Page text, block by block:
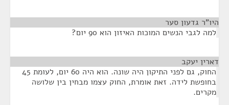
היו"ר גדעון סער
למה לגבי הנשים המוכות האיזון הוא 90 יום?
דארין יעקב
החוק, גם לפני התיקון היה שונה. הוא היה 60 יום, לעומת 45
בחופשת לידה. זאת אומרת, החוק עצמו מבחין בין שלושה
מקרים.